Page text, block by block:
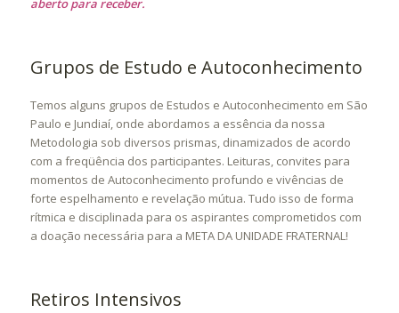
aberto para receber.
Grupos de Estudo e Autoconhecimento
Temos alguns grupos de Estudos e Autoconhecimento em São
Paulo e Jundiaí, onde abordamos a essência da nossa
Metodologia sob diversos prismas, dinamizados de acordo
com a freqüência dos participantes. Leituras, convites para
momentos de Autoconhecimento profundo e vivências de
forte espelhamento e revelação mútua. Tudo isso de forma
rítmica e disciplinada para os aspirantes comprometidos com
a doação necessária para a META DA UNIDADE FRATERNAL!
Retiros Intensivos